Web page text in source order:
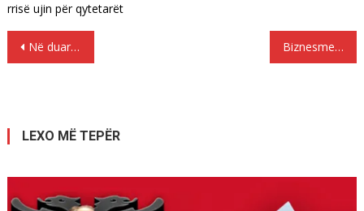
rrisë ujin për qytetarët
Lëvizje
Në duart Policisë një bandë kriminale mes tyre dhe një shqiptar Biznesmeni i çmendur! Paguan pushimet për të gjithë punonjësit!
LEXO MË TEPËR